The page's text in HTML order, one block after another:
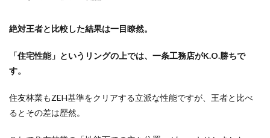
の賢
喚呪
文は
ャン
ネ
ル」
絶対王者と比較した結果は一目瞭然。
「住宅性能」というリングの上では、一条工務店がK.O.勝ちで
す。
住友林業もZEH基準をクリアする立派な性能ですが、王者と比べ
るとその差は歴然。